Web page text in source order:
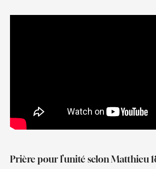
Prière pour l’unité selon Matthieu